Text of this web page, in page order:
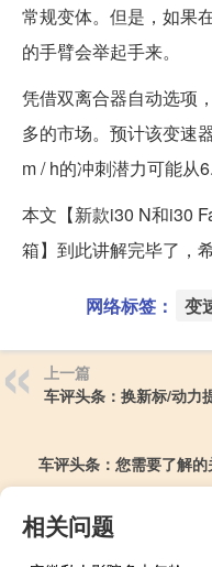
常规变体。但是，如果
的手臂会举起手来。
凭借双离合器自动选项
多的市场。预计该变速
m / h的冲刺潜力可能从
本文【新款i30 N和i30
箱】到此讲解完毕了，
网络标签： 变
上一篇
车评头条：换新标/动力
车评头条：您需要了解
相关问题